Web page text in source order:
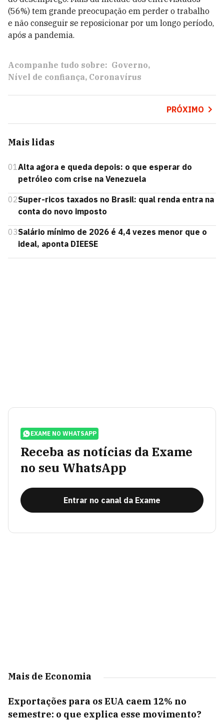
(56%) tem grande preocupação em perder o trabalho
e não conseguir se reposicionar por um longo período,
após a pandemia.
Acompanhe tudo sobre: Governo
Nível de confiança Coronavírus
PRÓXIMO
Mais lidas
01Alta agora e queda depois: o que esperar do
petróleo com crise na Venezuela
02Super-ricos taxados no Brasil: qual renda entra na
conta do novo imposto
03Salário mínimo de 2026 é 4,4 vezes menor que o
ideal, aponta DIEESE
EXAME NO WHATSAPP
Receba as notícias da Exame
no seu WhatsApp
Entrar no canal da Exame
Mais de Economia
Exportações para os EUA caem 12% no
semestre: o que explica esse movimento?